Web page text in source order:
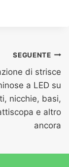
SEGUENTE
di strisce
a LED su
nicchie, basi,
e altro
ancora